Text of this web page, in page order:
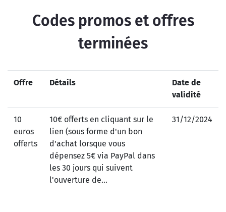
Codes promos et offres
terminées
Offre Détails
Date de
validité
10
euros
offerts
10€ offerts en cliquant sur le
lien (sous forme d'un bon
d'achat lorsque vous
dépensez 5€ via PayPal dans
les 30 jours qui suivent
l'ouverture de...
31/12/2024